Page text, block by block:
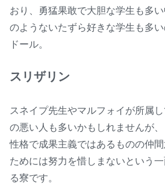
おり、勇猛果敢で大胆な学生も多
のようないたずら好きな学生も多
ドール。
スリザリン
スネイプ先生やマルフォイが所属
の悪い人も多いかもしれませんが
性格で成果主義ではあるものの仲
ためには努力を惜しまないという
る寮です。